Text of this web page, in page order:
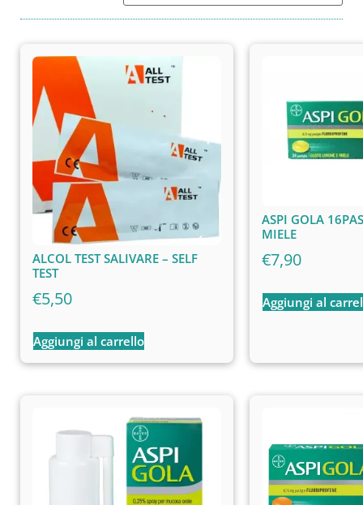
ALCOL TEST SALIVARE – SELF
TEST
€5,50
Aggiungi al carrello
ASPI GOLA
MIELE
€7,90
Aggiungi al